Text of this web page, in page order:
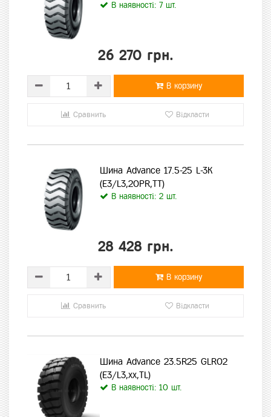
В наявності: 7 шт.
26 270 грн.
В корзину
Сравнить Відкласти
Шина Advance 17.5-25 L-3K
(E3/L3,20PR,TT)
В наявності: 2 шт.
28 428 грн.
В корзину
Сравнить Відкласти
Шина Advance 23.5R25 GLR02
(E3/L3,xx,TL)
В наявності: 10 шт.